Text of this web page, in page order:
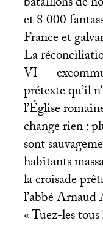
et 8 000
France et
La
VI—
prétexte qu’il
l’Église
change rien :
sont
habitants
la croisade
l’abbé
«Tuez-les tous